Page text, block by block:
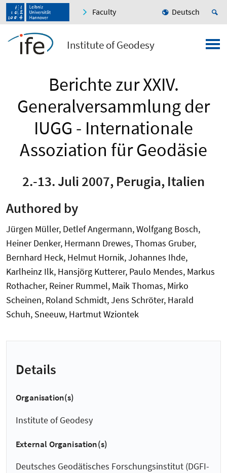
Faculty Deutsch
Institute of Geodesy
Berichte zur XXIV.
Generalversammlung der
IUGG - Internationale
Assoziation für Geodäsie
2.-13. Juli 2007, Perugia, Italien
Authored by
Jürgen Müller, Detlef Angermann, Wolfgang Bosch,
Heiner Denker, Hermann Drewes, Thomas Gruber,
Bernhard Heck, Helmut Hornik, Johannes Ihde,
Karlheinz Ilk, Hansjörg Kutterer, Paulo Mendes, Markus
Rothacher, Reiner Rummel, Maik Thomas, Mirko
Scheinen, Roland Schmidt, Jens Schröter, Harald
Schuh, Sneeuw, Hartmut Wziontek
Details
Organisation(s)
Institute of Geodesy
External Organisation(s)
Deutsches Geodätisches Forschungsinstitut (DGFI-